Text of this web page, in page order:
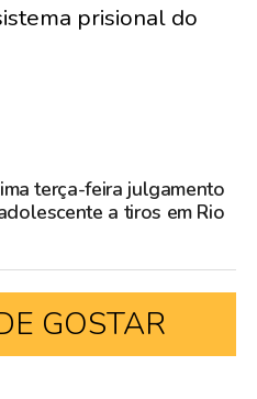
prisional do
terça-feira julgamento
a tiros em Rio
GOSTAR